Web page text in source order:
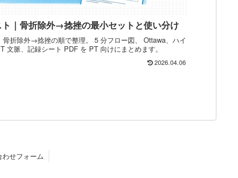
｜骨折除外→捻挫の最小セットと使い分け
骨折除外→捻挫の順で整理。 5 分フロー図、 Ottawa、ハイ
文脈、記録シート PDF を PT 向けにまとめます。
2026.04.06
わせフォーム